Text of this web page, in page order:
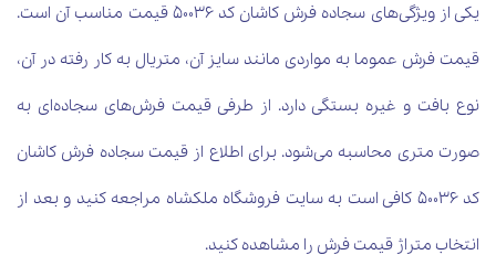
یکی از ویژگی‌های سجاده فرش کاشان کد 50036 قیمت مناسب آن است.
قیمت فرش عموما به مواردی مانند سایز آن، متریال به کار رفته در آن،
نوع بافت و غیره بستگی دارد. از طرفی قیمت فرش‌های سجاده‌ای به
صورت متری محاسبه می‌شود. برای اطلاع از قیمت سجاده فرش کاشان
کد 50036 کافی است به سایت فروشگاه ملکشاه مراجعه کنید و بعد از
انتخاب متراژ قیمت فرش را مشاهده کنید.